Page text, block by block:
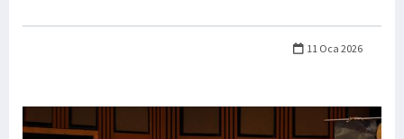
11 Oca 2026